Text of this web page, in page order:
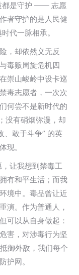
都是守护 —— 志愿
者守护的是人民健
代一脉相承。
，却依然义无反
毒贩周旋危机四
崇山峻岭中设卡巡
毒志愿者，一次次
何尝不是新时代的
没有硝烟弥漫，却
、敢于斗争” 的英
现。
让我想到禁毒工
有和平生活；而我
境中。毒品曾让近
演。作为普通人，
可以从自身做起：
害，对涉毒行为坚
御外敌，我们每个
护网。